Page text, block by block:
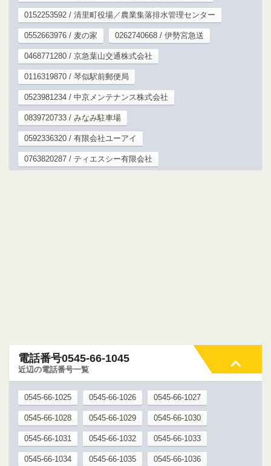
0152253592 / 清里町役場／農業集落排水管理センター
0552663976 / 麦の家 0262740668 / 伊勢宮急送
0468771280 / 京急葉山交通株式会社
0116319870 / 琴似駅前郵便局
0523981234 / 中京メンテナンス株式会社
0839720733 / みなみ駐車場
0592336320 / 有限会社ユーアイ
0763820287 / ティエスシー有限会社
電話番号0545-66-1045
近辺の電話番号一覧
0545-66-1025 0545-66-1026 0545-66-1027
0545-66-1028 0545-66-1029 0545-66-1030
0545-66-1031 0545-66-1032 0545-66-1033
0545-66-1034 0545-66-1035 0545-66-1036